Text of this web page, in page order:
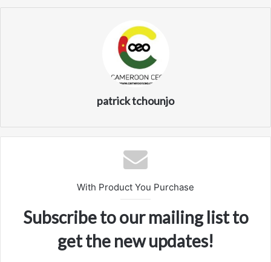
patrick tchounjo
With Product You Purchase
Subscribe to our mailing list to
get the new updates!